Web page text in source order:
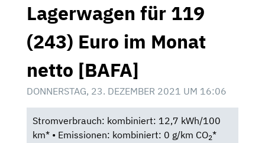
Lagerwagen für 119
(243) Euro im Monat
netto [BAFA]
DONNERSTAG, 23. DEZEMBER 2021 UM 16:06
Stromverbrauch: kombiniert: 12,7 kWh/100
km* • Emissionen: kombiniert: 0 g/km CO2*